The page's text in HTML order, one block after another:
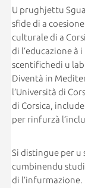
U prughjettu
sfide di a
culturale di a
di l’educazione à
scentifichedi u
Diventà in
l’Università di
di Corsica,
per rinfurzà
Si distingue per
cumbinendu
di